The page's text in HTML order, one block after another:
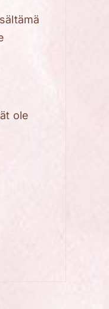
ole